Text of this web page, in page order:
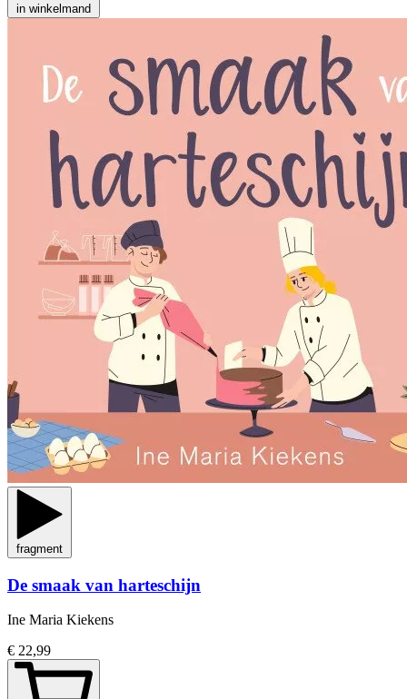
in winkelmand
fragment
De smaak van harteschijn
Ine Maria Kiekens
€ 22,99